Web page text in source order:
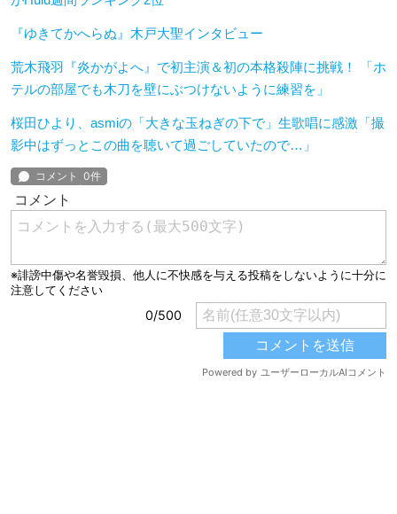
『ゆきてかへらぬ』木戸大聖インタビュー
荒木飛羽『炎かがよへ』で初主演＆初の本格殺陣に挑戦！ 「ホ
テルの部屋でも木刀を壁にぶつけないように練習を」
桜田ひより、asmiの「大きな玉ねぎの下で」生歌唱に感激「撮
影中はずっとこの曲を聴いて過ごしていたので…」